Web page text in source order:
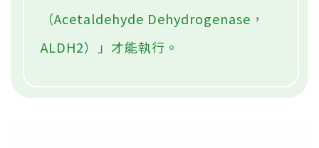
（Acetaldehyde Dehydrogenase，
ALDH2）」才能執行。